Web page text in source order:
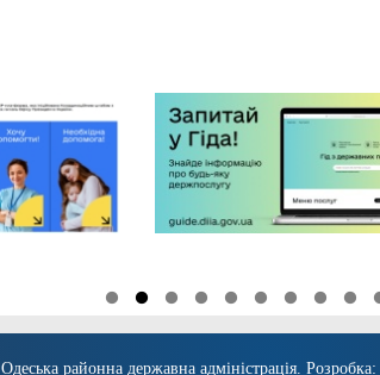
Одеська районна державна адміністрація . Розробка: